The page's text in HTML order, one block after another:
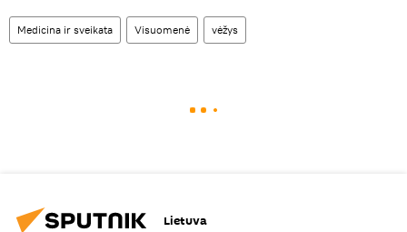
Medicina ir sveikata Visuomenė vėžys
Lietuva